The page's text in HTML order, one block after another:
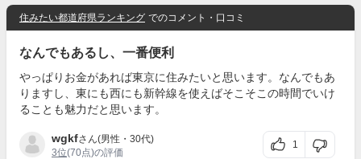
住みたい都道府県ランキング でのコメント・口コミ
なんでもあるし、一番便利
やっぱりお金があれば東京に住みたいと思います。なんでもあ
りますし、東にも西にも新幹線を使えばそこそこの時間でいけ
ることも魅力だと思います。
wgkfさん(男性・30代)
3位(70点)の評価
1